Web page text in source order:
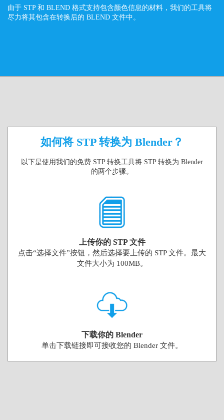
由于 STP 和 BLEND 格式支持包含颜色信息的材料，我们的工具将
尽力将其包含在转换后的 BLEND 文件中。
如何将 STP 转换为 Blender？
以下是使用我们的免费 STP 转换工具将 STP 转换为 Blender
的两个步骤。
上传你的 STP 文件
点击“选择文件”按钮，然后选择要上传的 STP 文件。最大
文件大小为 100MB。
下载你的 Blender
单击下载链接即可接收您的 Blender 文件。